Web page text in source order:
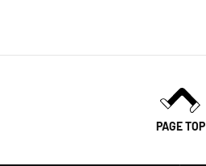
PAGE TOP